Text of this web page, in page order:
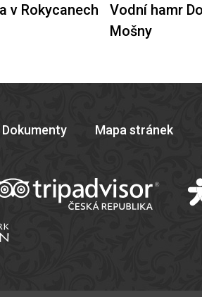
v Rokycanech
Vodní hamr
Mošny
Dokumenty Mapa stránek